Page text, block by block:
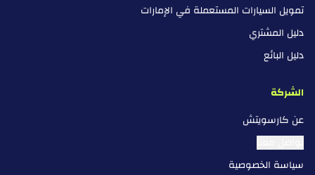
تمويل السيارات المستعملة في الإمارات
دليل المشتري
دليل البائع
الشركة
عن كارسويتش
تواصل معنا
سياسة الخصوصية